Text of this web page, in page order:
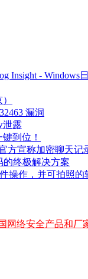
Insight - Windows
漏洞
泄露
到位！
方宣称加密聊天记
的终极解决方案
操作，并可拍照的
网络安全产品和厂